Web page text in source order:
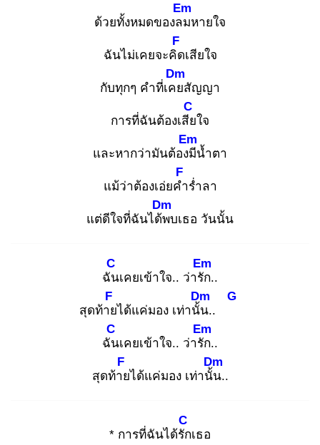
ด้วยทั้งหมดของลม
Em
หายใจ
ฉันไม่เคยจะคิด
F
เสียใจ
กับทุกๆ คำที่เคย
Dm
สัญญา
การที่ฉันต้องเสีย
C
ใจ
และหากว่ามันต้องมี
Em
น้ำตา
แม้ว่าต้องเอ่ยคำ
F
ร่ำลา
แต่ดีใจที่ฉันได้พ
Dm
บเธอ วันนั้น
ฉัน
C
เคยเข้าใจ.. ว่ารัก
Em
..
สุดท้าย
F
ได้แค่มอง เท่านั้น
Dm
..
G
ฉัน
C
เคยเข้าใจ.. ว่ารัก
Em
..
สุดท้าย
F
ได้แค่มอง เท่านั้น
Dm
..
* การที่ฉันได้รัก
C
เธอ